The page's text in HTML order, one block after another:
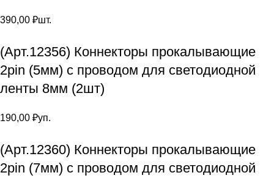
390,00 ₽шт.
(Арт.12356) Коннекторы прокалывающие
2pin (5мм) с проводом для светодиодной
ленты 8мм (2шт)
190,00 ₽уп.
(Арт.12360) Коннекторы прокалывающие
2pin (7мм) с проводом для светодиодной